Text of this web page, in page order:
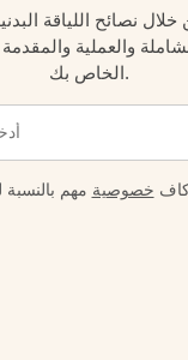
نصائح اللياقة
والعملية
الخاص بك.
خصوصية مهم بالنسبة